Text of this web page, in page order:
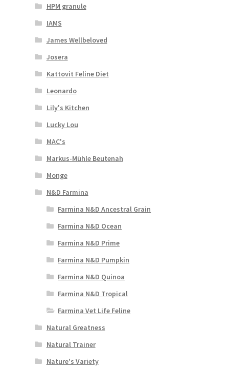
HPM granule
IAMS
James Wellbeloved
Josera
Kattovit Feline Diet
Leonardo
Lily's Kitchen
Lucky Lou
MAC's
Markus-Mühle Beutenah
Monge
N&D Farmina
Farmina N&D Ancestral Grain
Farmina N&D Ocean
Farmina N&D Prime
Farmina N&D Pumpkin
Farmina N&D Quinoa
Farmina N&D Tropical
Farmina Vet Life Feline
Natural Greatness
Natural Trainer
Nature's Variety